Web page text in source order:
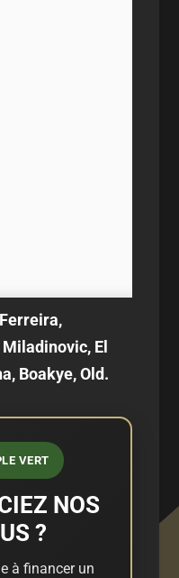
El
Boakye, Old.
VERT
NOS
?
à financer un